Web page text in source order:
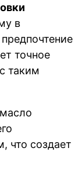
в
точное
таким
что создает